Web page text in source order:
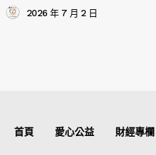
2026 年 7 月 2 日
首頁 愛心公益 財經專欄